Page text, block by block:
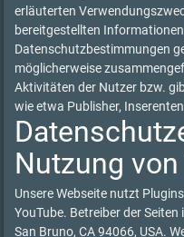
erläuterten
bereitgestellten
Datenschutzbestimmungen
möglicherweise
Aktivitäten der Nutzer bzw.
wie etwa Publisher,
Nutzung
Unsere Webseite nutzt
YouTube. Betreiber der Seiten
San Bruno, CA 94066, USA.